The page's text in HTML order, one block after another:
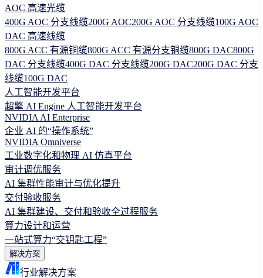
AOC 高速光缆
400G AOC 分支线缆200G AOC200G AOC 分支线缆100G AOC
DAC 高速线缆
800G ACC 有源铜缆800G ACC 有源分支铜缆800G DAC800G
DAC 分支线缆400G DAC 分支线缆200G DAC200G DAC 分支
线缆100G DAC
人工智能开发平台
超擎 AI Engine 人工智能开发平台
NVIDIA AI Enterprise
企业 AI 的“操作系统”
NVIDIA Omniverse
工业数字化和物理 AI 仿真平台
审计调优服务
AI 集群性能审计与优化提升
交付验收服务
AI 集群建设、交付和验收全过程服务
算力设计和运营
一站式算力“交钥匙工程”
解决方案
行业解决方案